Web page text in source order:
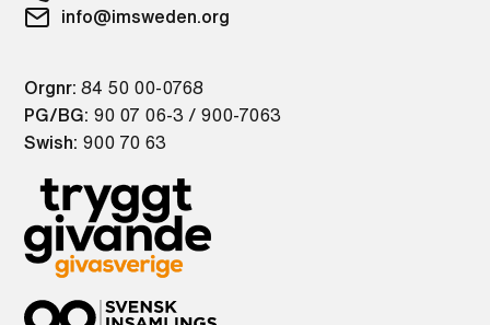
info@imsweden.org
Orgnr: 84 50 00-0768
PG/BG: 90 07 06-3 / 900-7063
Swish: 900 70 63